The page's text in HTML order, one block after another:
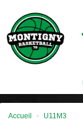
Accueil U11M3